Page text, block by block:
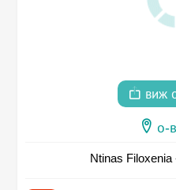
виж
о-
Ntinas Filoxenia